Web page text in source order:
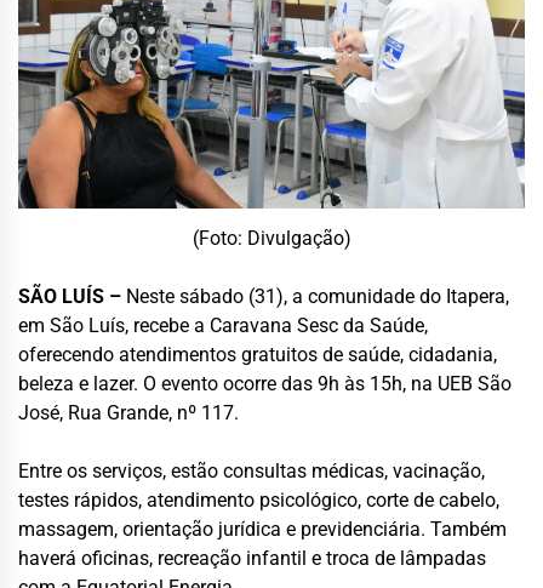
(Foto: Divulgação)
SÃO LUÍS – Neste sábado (31), a comunidade do Itapera,
em São Luís, recebe a Caravana Sesc da Saúde,
oferecendo atendimentos gratuitos de saúde, cidadania,
beleza e lazer. O evento ocorre das 9h às 15h, na UEB São
José, Rua Grande, nº 117.
Entre os serviços, estão consultas médicas, vacinação,
testes rápidos, atendimento psicológico, corte de cabelo,
massagem, orientação jurídica e previdenciária. Também
haverá oficinas, recreação infantil e troca de lâmpadas